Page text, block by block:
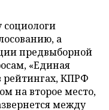
социологи
а
предвыборной
«Единая
рейтингах, КПРФ
на второе место,
между